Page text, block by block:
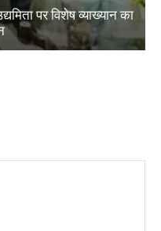
पर विशेष व्याख्यान का